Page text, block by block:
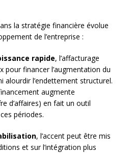
la stratégie financière évolue
de l’entreprise :
rapide, l’affacturage
pour financer l’augmentation du
alourdir l’endettement structurel.
augmente
d’affaires) en fait un outil
périodes.
, l’accent peut être mis
et sur l’intégration plus